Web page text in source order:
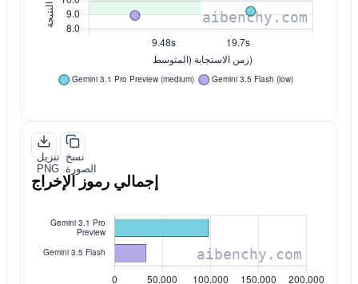
تنزيل
PNG
نسخ
الصورة
إجمالي رموز الإخراج